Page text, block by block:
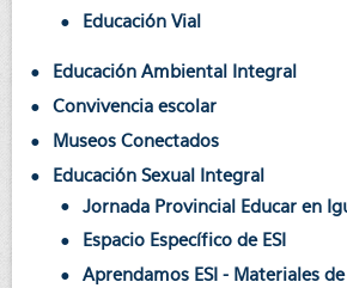
Educación Vial
Educación Ambiental Integral
Convivencia escolar
Museos Conectados
Educación Sexual Integral
Jornada Provincial Educar en
Espacio Específico de ESI
Aprendamos ESI - Materiales